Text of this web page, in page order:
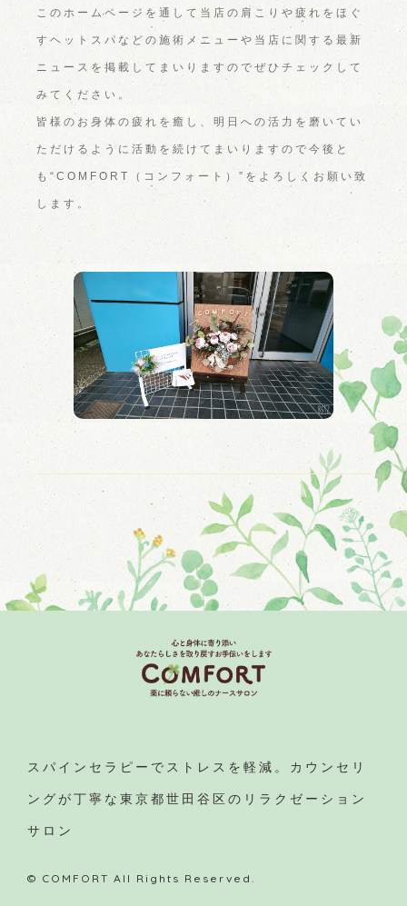
このホームページを通して当店の肩こりや疲れをほぐ
すヘットスパなどの施術メニューや当店に関する最新
ニュースを掲載してまいりますのでぜひチェックして
みてください。
皆様のお身体の疲れを癒し、明日への活力を磨いてい
ただけるように活動を続けてまいりますので今後と
も“COMFORT（コンフォート）”をよろしくお願い致
します。
スパインセラピーでストレスを軽減。カウンセリ
ングが丁寧な東京都世田谷区のリラクゼーション
サロン
© COMFORT All Rights Reserved.